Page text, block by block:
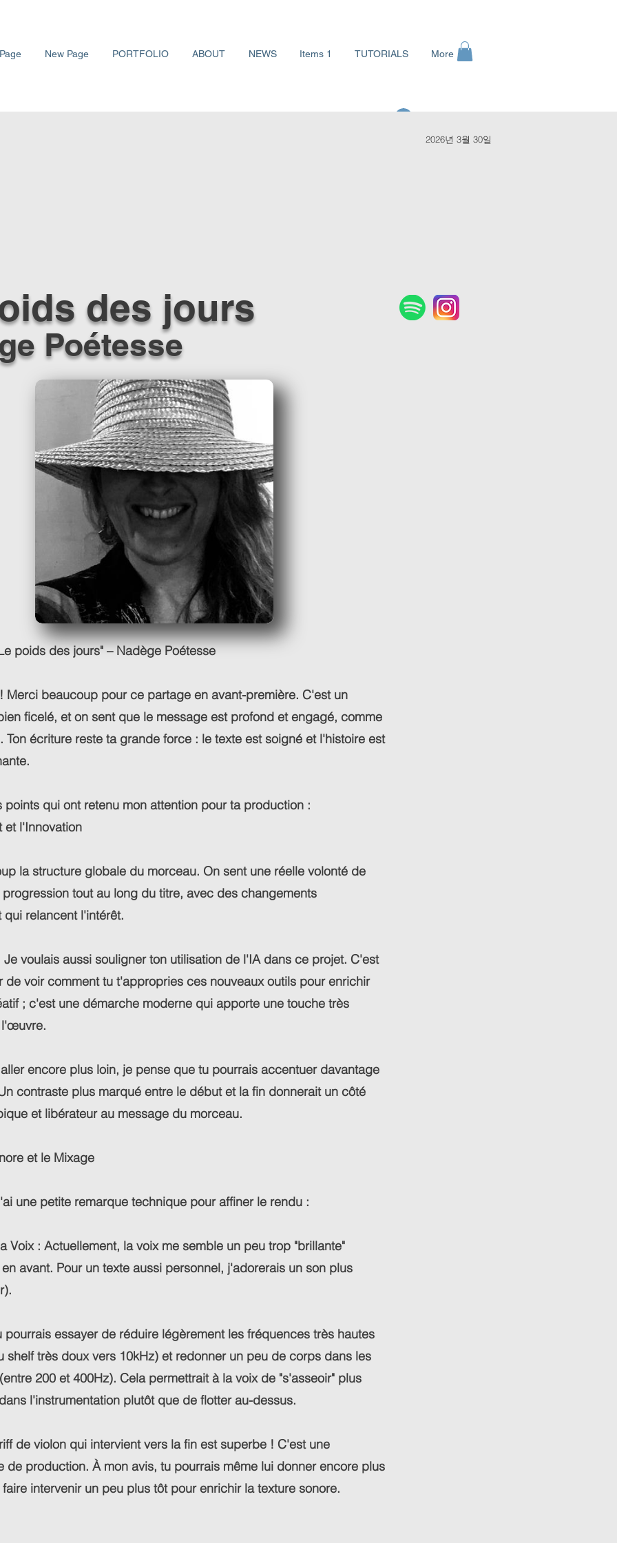
New Page PORTFOLIO ABOUT NEWS Items 1 TUTORIALS More
2026년 3월 30일
des jours
Poétesse
poids des jours" – Nadège Poétesse
Merci beaucoup pour ce partage en avant-première. C'est un
ficelé, et on sent que le message est profond et engagé, comme
Ton écriture reste ta grande force : le texte est soigné et l'histoire est
points qui ont retenu mon attention pour ta production :
et l'Innovation
la structure globale du morceau. On sent une réelle volonté de
tout au long du titre, avec des changements
relancent l'intérêt.
Je voulais aussi souligner ton utilisation de l'IA dans ce projet. C'est
de voir comment tu t'appropries ces nouveaux outils pour enrichir
; c'est une démarche moderne qui apporte une touche très
l'œuvre.
encore plus loin, je pense que tu pourrais accentuer davantage
contraste plus marqué entre le début et la fin donnerait un côté
et libérateur au message du morceau.
et le Mixage
une petite remarque technique pour affiner le rendu :
Voix : Actuellement, la voix me semble un peu trop "brillante"
avant. Pour un texte aussi personnel, j'adorerais un son plus
pourrais essayer de réduire légèrement les fréquences très hautes
shelf très doux vers 10kHz) et redonner un peu de corps dans les
200 et 400Hz). Cela permettrait à la voix de "s'asseoir" plus
l'instrumentation plutôt que de flotter au-dessus.
de violon qui intervient vers la fin est superbe ! C'est une
de production. À mon avis, tu pourrais même lui donner encore plus
intervenir un peu plus tôt pour enrichir la texture sonore.